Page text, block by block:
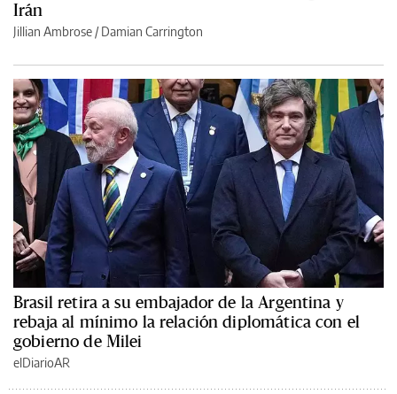
Irán
Jillian Ambrose / Damian Carrington
Brasil retira a su embajador de la Argentina y
rebaja al mínimo la relación diplomática con el
gobierno de Milei
elDiarioAR